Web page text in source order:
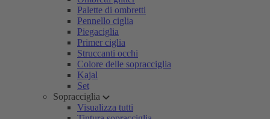
Palette di ombretti
Pennello ciglia
Piegaciglia
Primer ciglia
Struccanti occhi
Colore delle sopracciglia
Kajal
Set
Sopracciglia
Visualizza tutti